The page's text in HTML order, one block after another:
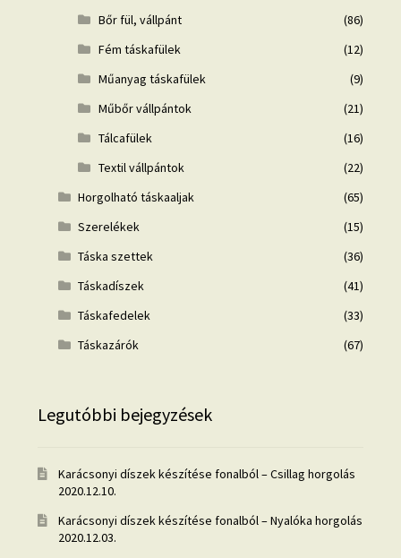
Bőr fül, vállpánt
(86)
Fém táskafülek
(12)
Műanyag táskafülek
(9)
Műbőr vállpántok
(21)
Tálcafülek
(16)
Textil vállpántok
(22)
Horgolható táskaaljak
(65)
Szerelékek
(15)
Táska szettek
(36)
Táskadíszek
(41)
Táskafedelek
(33)
Táskazárók
(67)
Legutóbbi bejegyzések
Karácsonyi díszek készítése fonalból – Csillag horgolás
2020.12.10.
Karácsonyi díszek készítése fonalból – Nyalóka horgolás
2020.12.03.